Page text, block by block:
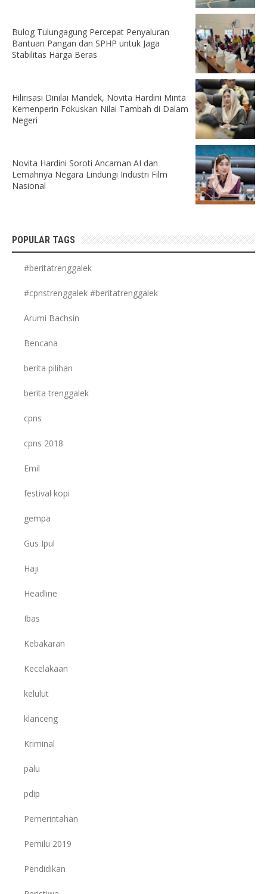
Bulog Tulungagung Percepat Penyaluran
Bantuan Pangan dan SPHP untuk Jaga
Stabilitas Harga Beras
Hilirisasi Dinilai Mandek, Novita Hardini Minta
Kemenperin Fokuskan Nilai Tambah di Dalam
Negeri
Novita Hardini Soroti Ancaman AI dan
Lemahnya Negara Lindungi Industri Film
Nasional
POPULAR TAGS
#beritatrenggalek
#cpnstrenggalek #beritatrenggalek
Arumi Bachsin
Bencana
berita pilihan
berita trenggalek
cpns
cpns 2018
Emil
festival kopi
gempa
Gus Ipul
Haji
Headline
Ibas
Kebakaran
Kecelakaan
kelulut
klanceng
Kriminal
palu
pdip
Pemerintahan
Pemilu 2019
Pendidikan